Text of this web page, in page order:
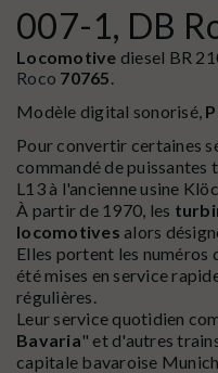
007-1, DB
Locomotive diesel BR
Roco 70765
Modèle digital sonorisé,
Pour convertir certaines
commandé de
L13 à l'ancienne usine
À partir de 1970, les
locomotives alors
Elles portent les
été mises en service
régulières.
Leur service quotidien
Bavaria" et d'autres
capitale bavaroise Munich